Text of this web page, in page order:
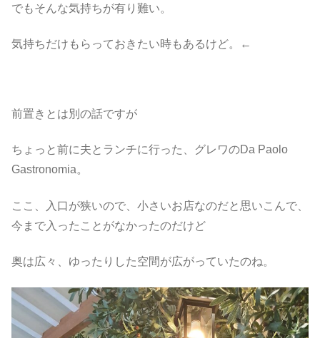
でもそんな気持ちが有り難い。
気持ちだけもらっておきたい時もあるけど。←
前置きとは別の話ですが
ちょっと前に夫とランチに行った、グレワのDa Paolo
Gastronomia。
ここ、入口が狭いので、小さいお店なのだと思いこんで、
今まで入ったことがなかったのだけど
奥は広々、ゆったりした空間が広がっていたのね。